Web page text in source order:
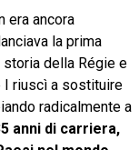
era ancora
la prima
della Régie e
I riuscì a sostituire
radicalmente a
anni di carriera,